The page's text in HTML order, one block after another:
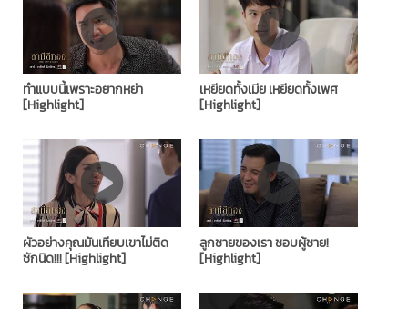
ทำแบบนี้เพราะอยากหย่า
[Highlight]
เหยียดทั้งเมีย เหยียดทั้งเพศ
[Highlight]
ผัวอย่างคุณมันเทียบเขาไม่ติด
ซักนิด!!! [Highlight]
ลูกชายของเรา ชอบผู้ชาย!
[Highlight]